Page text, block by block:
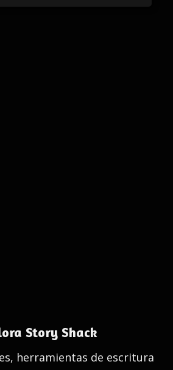
Story Shack
herramientas de escritura